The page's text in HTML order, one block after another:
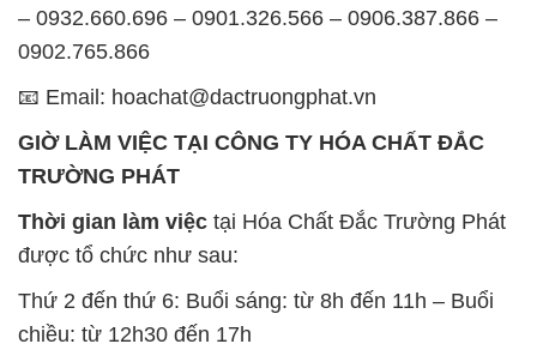
– 0932.660.696 – 0901.326.566 – 0906.387.866 –
0902.765.866
📧 Email: hoachat@dactruongphat.vn
GIỜ LÀM VIỆC TẠI CÔNG TY HÓA CHẤT ĐẮC
TRƯỜNG PHÁT
Thời gian làm việc tại Hóa Chất Đắc Trường Phát
được tổ chức như sau:
Thứ 2 đến thứ 6: Buổi sáng: từ 8h đến 11h – Buổi
chiều: từ 12h30 đến 17h